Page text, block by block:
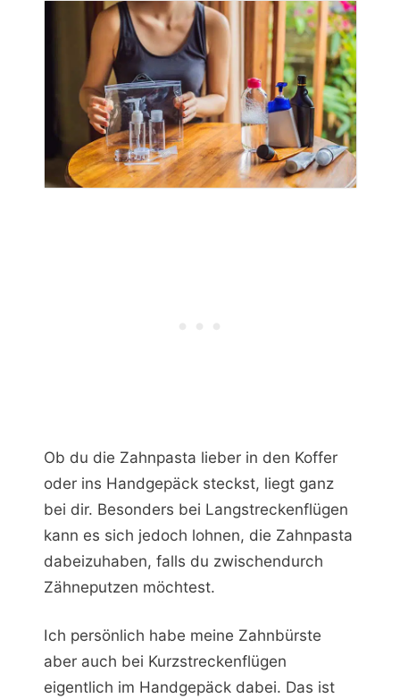
Ob du die Zahnpasta lieber in den Koffer
oder ins Handgepäck steckst, liegt ganz
bei dir. Besonders bei Langstreckenflügen
kann es sich jedoch lohnen, die Zahnpasta
dabeizuhaben, falls du zwischendurch
Zähneputzen möchtest.
Ich persönlich habe meine Zahnbürste
aber auch bei Kurzstreckenflügen
eigentlich im Handgepäck dabei. Das ist